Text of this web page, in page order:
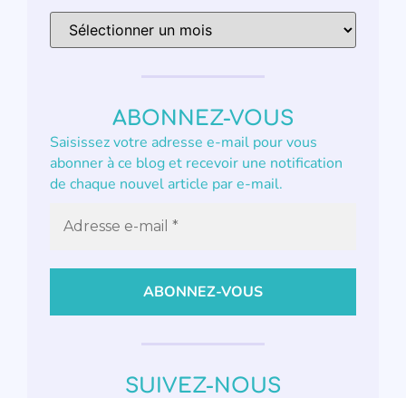
ABONNEZ-VOUS
Saisissez votre adresse e-mail pour vous
abonner à ce blog et recevoir une notification
de chaque nouvel article par e-mail.
SUIVEZ-NOUS